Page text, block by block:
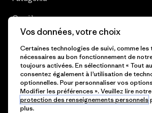
Carrières
Plan du site
© 2026 Patagonia, Inc. All Rights Reserved.
Vos données, votre choix
Certaines technologies de suivi, comme les
nécessaires au bon fonctionnement de
toujours activées. En sélectionnant « Tout
consentez également à l’utilisation de
optionnelles. Pour personnaliser vos
Modifier les préférences ». Veuillez lire notre
protection des renseignements personnels
plus.